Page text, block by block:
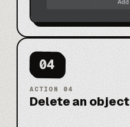
04
ACTION 04
Delete an object